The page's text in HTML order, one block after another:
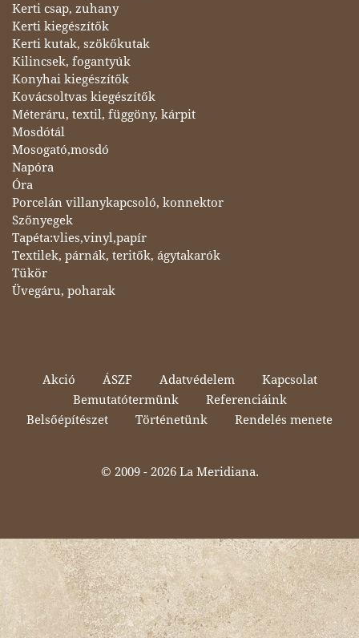
Kerti csap, zuhany
Kerti kiegészítők
Kerti kutak, szökőkutak
Kilincsek, fogantyúk
Konyhai kiegészítők
Kovácsoltvas kiegészítők
Méteráru, textil, függöny, kárpit
Mosdótál
Mosogató,mosdó
Napóra
Óra
Porcelán villanykapcsoló, konnektor
Szőnyegek
Tapéta:vlies,vinyl,papír
Textilek, párnák, teritők, ágytakarók
Tükör
Üvegáru, poharak
Akció ÁSZF Adatvédelem
Kapcsolat
Bemutatótermünk
Referenciáink
Belsőépítészet
Történetünk Rendelés menete
© 2009 - 2026 La Meridiana.